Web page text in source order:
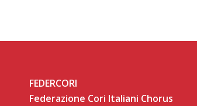
FEDERCORI
Federazione Cori Italiani Chorus